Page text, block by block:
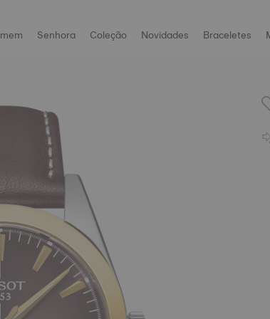
Senhora Coleção Novidades Braceletes